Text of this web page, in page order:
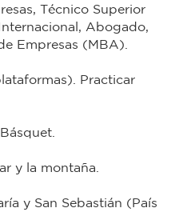
Técnico Superior
Abogado,
Empresas (MBA).
Practicar
y la montaña.
y San Sebastián (País